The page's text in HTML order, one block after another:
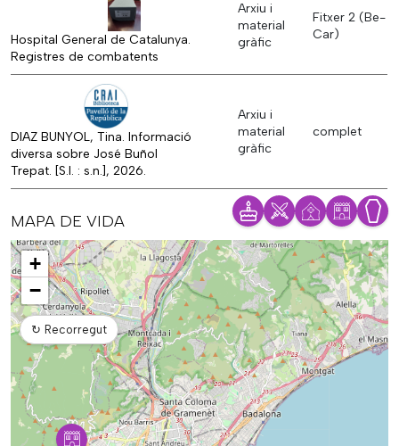
Hospital General de Catalunya.
Registres de combatents
Arxiu i
material
gràfic
Fitxer 2 (Be-
Car)
DIAZ BUNYOL, Tina. Informació
diversa sobre José Buñol
Trepat. [S.l. : s.n.], 2026.
Arxiu i
material
gràfic
complet
MAPA DE VIDA
Mapa
+
−
↻ Recorregut